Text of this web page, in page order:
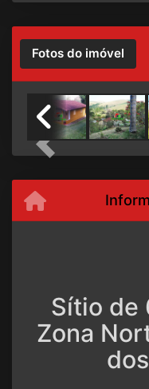
Fotos do imóvel
Previous
Sítio de
Zona